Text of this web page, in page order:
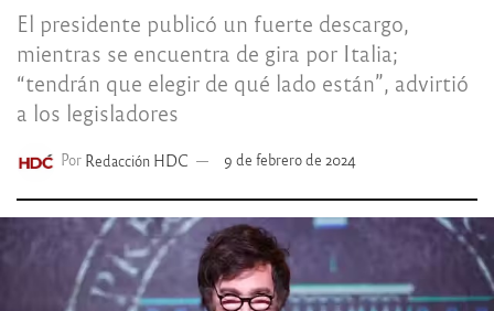
El presidente publicó un fuerte descargo,
mientras se encuentra de gira por Italia;
“tendrán que elegir de qué lado están”, advirtió
a los legisladores
Por Redacción HDC 9 de febrero de 2024